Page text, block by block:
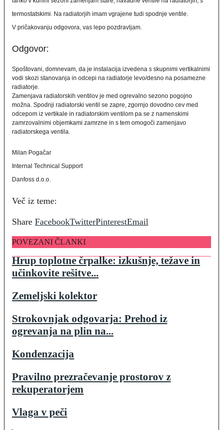
termostatskimi. Na radiatorjih imam vgrajene tudi spodnje ventile.
V pričakovanju odgovora, vas lepo pozdravljam.
Odgovor:
Spoštovani, domnevam, da je instalacija izvedena s skupnimi vertikalnimi
vodi skozi stanovanja in odcepi na radiatorje levo/desno na posamezne
radiatorje.
Zamenjava radiatorskih ventilov je med ogrevalno sezono pogojno
možna. Spodnji radiatorski ventil se zapre, zgornjo dovodno cev med
odcepom iz vertikale in radiatorskim ventilom pa se z namenskimi
zamrzovalnimi objemkami zamrzne in s tem omogoči zamenjavo
radiatorskega ventila.
Milan Pogačar
Internal Technical Support
Danfoss d.o.o.
Več iz teme:
Share FacebookTwitterPinterestEmail
POVEZANI ČLANKI
Hrup toplotne črpalke: izkušnje, težave in
učinkovite rešitve...
Zemeljski kolektor
Strokovnjak odgovarja: Prehod iz
ogrevanja na plin na...
Kondenzacija
Pravilno prezračevanje prostorov z
rekuperatorjem
Vlaga v peči